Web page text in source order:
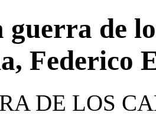
guerra de
Federico
DE LOS